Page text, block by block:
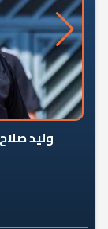
وليد